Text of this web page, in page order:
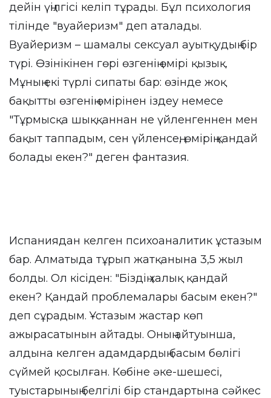
дейін үңілгісі келіп тұрады. Бұл психология
тілінде "вуайеризм" деп аталады.
Вуайеризм – шамалы сексуал ауытқудың бір
түрі. Өзінікінен гөрі өзгенің өмірі қызық.
Мұның екі түрлі сипаты бар: өзінде жоқ
бақытты өзгенің өмірінен іздеу немесе
"Тұрмысқа шыққаннан не үйленгеннен мен
бақыт таппадым, сен үйленсең, өмірің қандай
болады екен?" деген фантазия.
Испаниядан келген психоаналитик ұстазым
бар. Алматыда тұрып жатқанына 3,5 жыл
болды. Ол кісіден: "Біздің халық қандай
екен? Қандай проблемалары басым екен?"
деп сұрадым. Ұстазым жастар көп
ажырасатынын айтады. Оның айтуынша,
алдына келген адамдардың басым бөлігі
сүймей қосылған. Көбіне әке-шешесі,
туыстарының белгілі бір стандартына сәйкес